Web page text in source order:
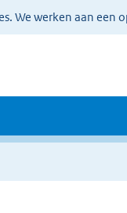
We werken aan een